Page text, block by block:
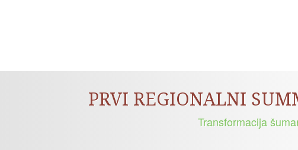
PRVI REGIONALNI
Transformacija